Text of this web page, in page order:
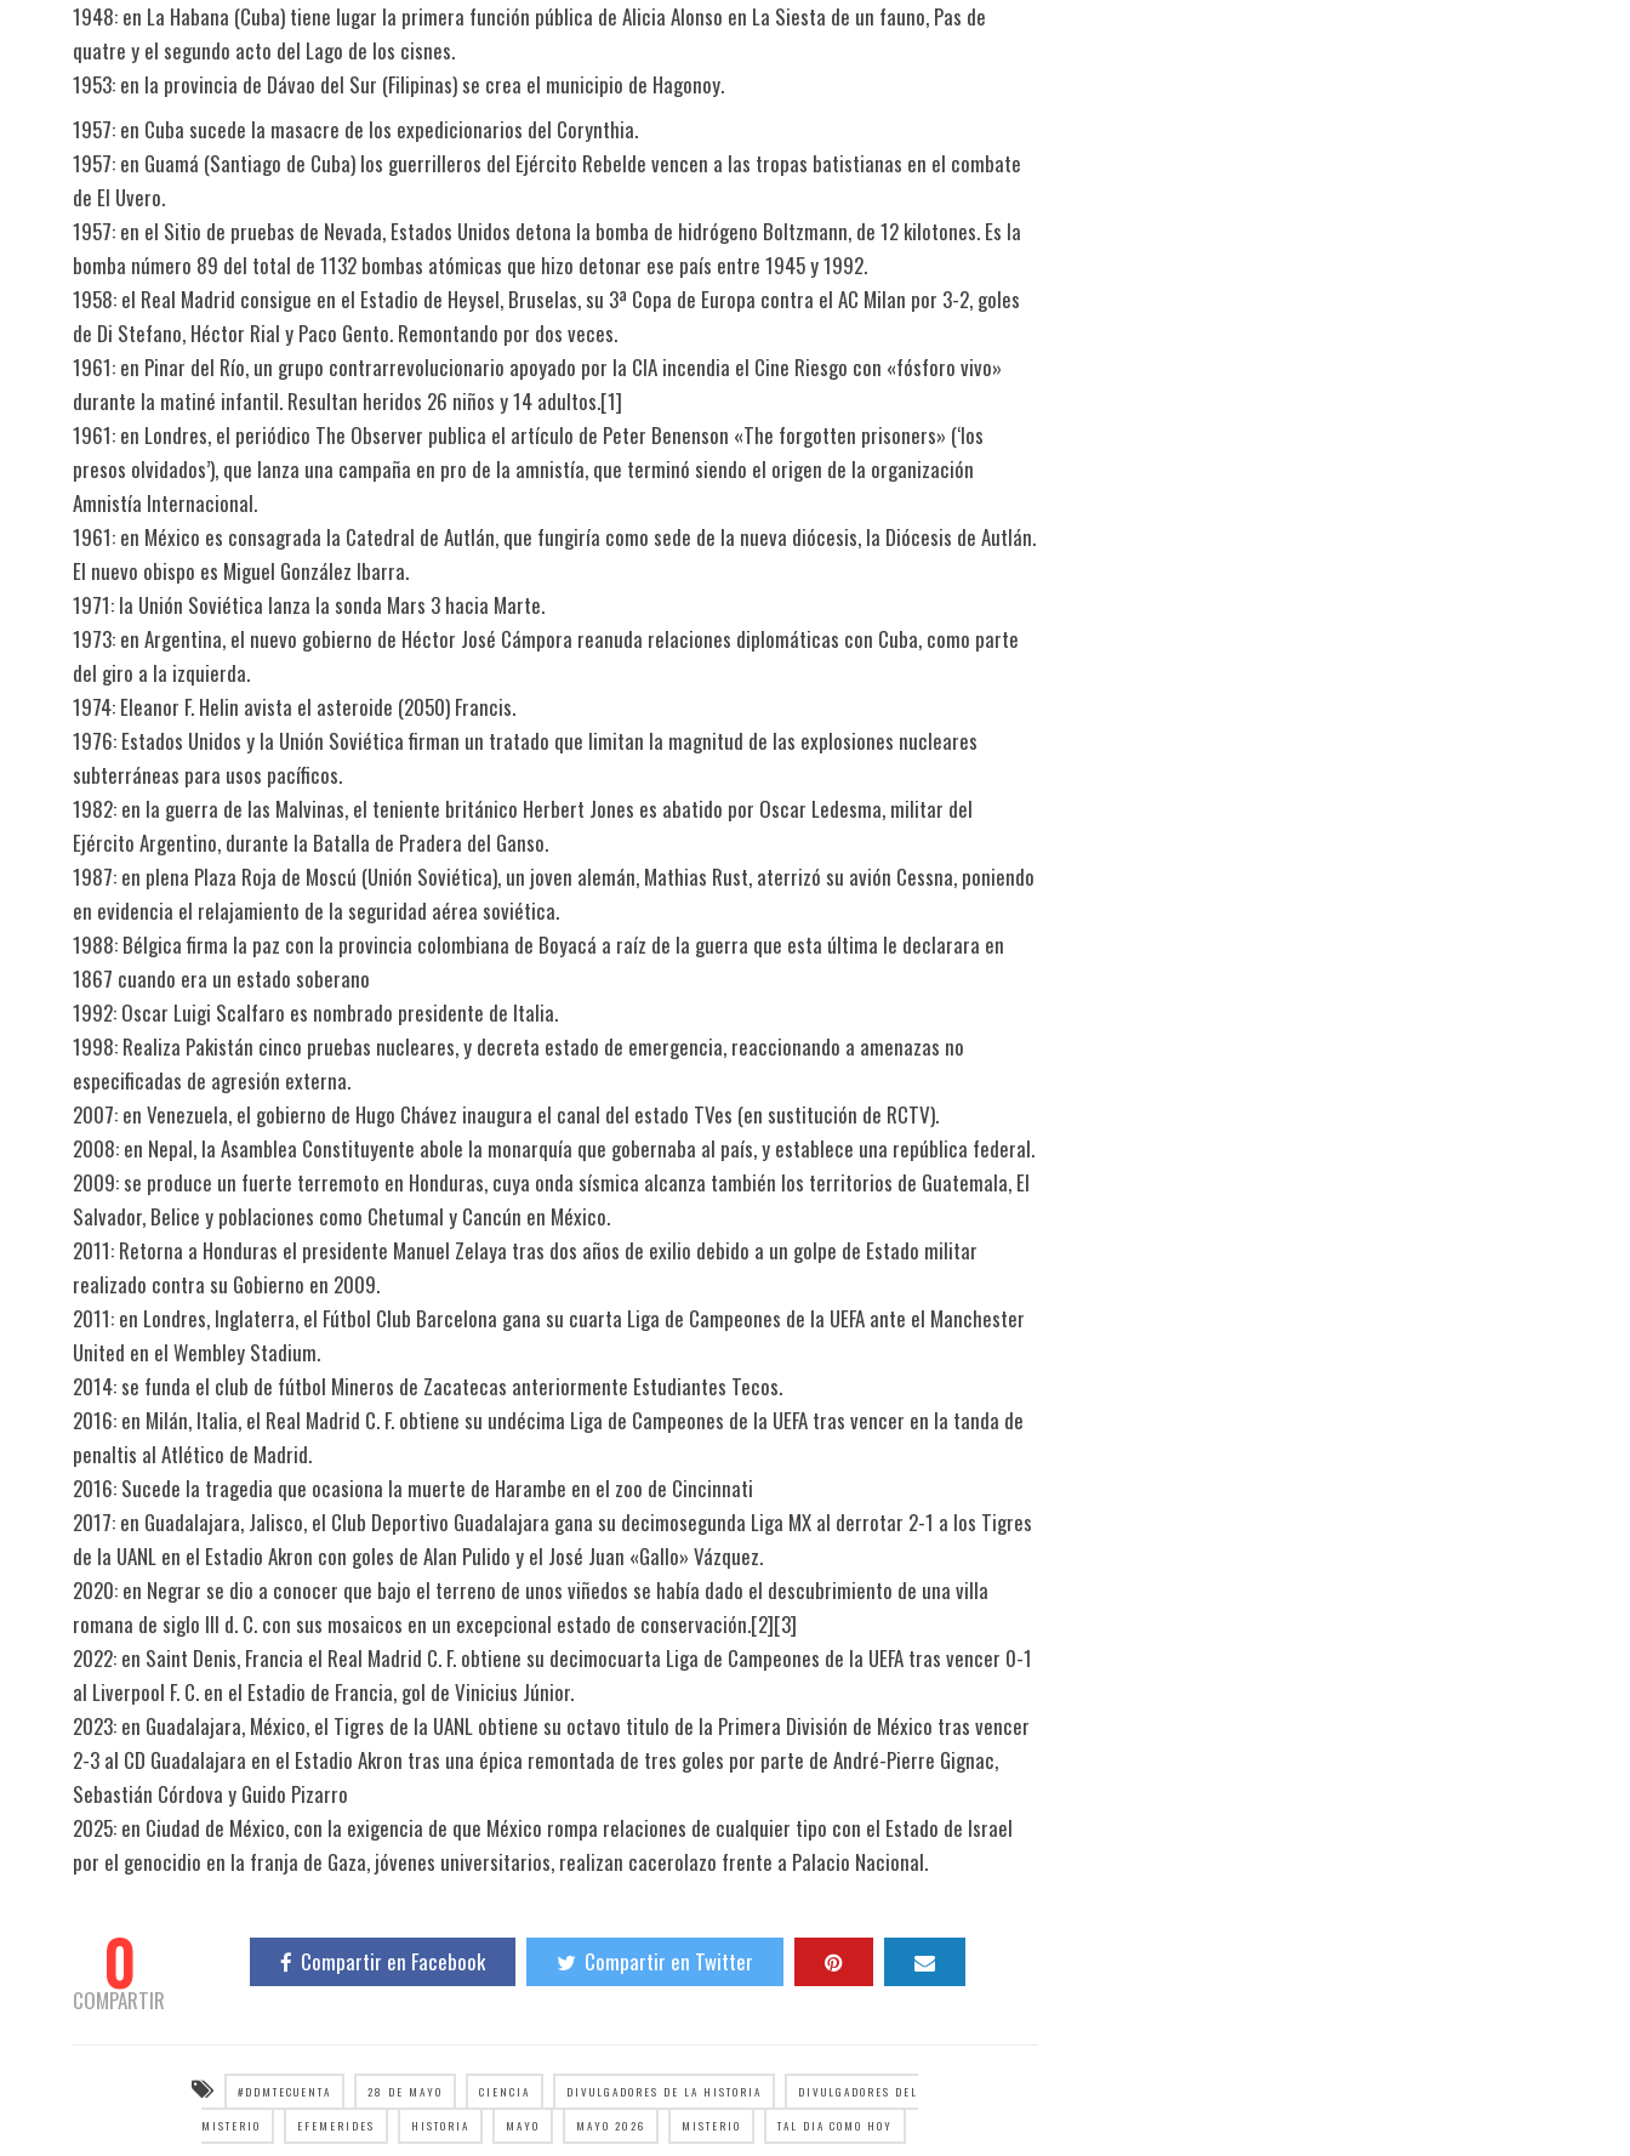
1948: en La Habana (Cuba) tiene lugar la primera función pública de Alicia Alonso en La Siesta de un fauno, Pas de
quatre y el segundo acto del Lago de los cisnes.
1953: en la provincia de Dávao del Sur (Filipinas) se crea el municipio de Hagonoy.
1957: en Cuba sucede la masacre de los expedicionarios del Corynthia.
1957: en Guamá (Santiago de Cuba) los guerrilleros del Ejército Rebelde vencen a las tropas batistianas en el combate
de El Uvero.
1957: en el Sitio de pruebas de Nevada, Estados Unidos detona la bomba de hidrógeno Boltzmann, de 12 kilotones. Es la
bomba número 89 del total de 1132 bombas atómicas que hizo detonar ese país entre 1945 y 1992.
1958: el Real Madrid consigue en el Estadio de Heysel, Bruselas, su 3ª Copa de Europa contra el AC Milan por 3-2, goles
de Di Stefano, Héctor Rial y Paco Gento. Remontando por dos veces.
1961: en Pinar del Río, un grupo contrarrevolucionario apoyado por la CIA incendia el Cine Riesgo con «fósforo vivo»
durante la matiné infantil. Resultan heridos 26 niños y 14 adultos.[1]
1961: en Londres, el periódico The Observer publica el artículo de Peter Benenson «The forgotten prisoners» (‘los
presos olvidados’), que lanza una campaña en pro de la amnistía, que terminó siendo el origen de la organización
Amnistía Internacional.
1961: en México es consagrada la Catedral de Autlán, que fungiría como sede de la nueva diócesis, la Diócesis de Autlán.
El nuevo obispo es Miguel González Ibarra.
1971: la Unión Soviética lanza la sonda Mars 3 hacia Marte.
1973: en Argentina, el nuevo gobierno de Héctor José Cámpora reanuda relaciones diplomáticas con Cuba, como parte
del giro a la izquierda.
1974: Eleanor F. Helin avista el asteroide (2050) Francis.
1976: Estados Unidos y la Unión Soviética firman un tratado que limitan la magnitud de las explosiones nucleares
subterráneas para usos pacíficos.
1982: en la guerra de las Malvinas, el teniente británico Herbert Jones es abatido por Oscar Ledesma, militar del
Ejército Argentino, durante la Batalla de Pradera del Ganso.
1987: en plena Plaza Roja de Moscú (Unión Soviética), un joven alemán, Mathias Rust, aterrizó su avión Cessna, poniendo
en evidencia el relajamiento de la seguridad aérea soviética.
1988: Bélgica firma la paz con la provincia colombiana de Boyacá a raíz de la guerra que esta última le declarara en
1867 cuando era un estado soberano
1992: Oscar Luigi Scalfaro es nombrado presidente de Italia.
1998: Realiza Pakistán cinco pruebas nucleares, y decreta estado de emergencia, reaccionando a amenazas no
especificadas de agresión externa.
2007: en Venezuela, el gobierno de Hugo Chávez inaugura el canal del estado TVes (en sustitución de RCTV).
2008: en Nepal, la Asamblea Constituyente abole la monarquía que gobernaba al país, y establece una república federal.
2009: se produce un fuerte terremoto en Honduras, cuya onda sísmica alcanza también los territorios de Guatemala, El
Salvador, Belice y poblaciones como Chetumal y Cancún en México.
2011: Retorna a Honduras el presidente Manuel Zelaya tras dos años de exilio debido a un golpe de Estado militar
realizado contra su Gobierno en 2009.
2011: en Londres, Inglaterra, el Fútbol Club Barcelona gana su cuarta Liga de Campeones de la UEFA ante el Manchester
United en el Wembley Stadium.
2014: se funda el club de fútbol Mineros de Zacatecas anteriormente Estudiantes Tecos.
2016: en Milán, Italia, el Real Madrid C. F. obtiene su undécima Liga de Campeones de la UEFA tras vencer en la tanda de
penaltis al Atlético de Madrid.
2016: Sucede la tragedia que ocasiona la muerte de Harambe en el zoo de Cincinnati
2017: en Guadalajara, Jalisco, el Club Deportivo Guadalajara gana su decimosegunda Liga MX al derrotar 2-1 a los Tigres
de la UANL en el Estadio Akron con goles de Alan Pulido y el José Juan «Gallo» Vázquez.
2020: en Negrar se dio a conocer que bajo el terreno de unos viñedos se había dado el descubrimiento de una villa
romana de siglo III d. C. con sus mosaicos en un excepcional estado de conservación.[2][3]
2022: en Saint Denis, Francia el Real Madrid C. F. obtiene su decimocuarta Liga de Campeones de la UEFA tras vencer 0-1
al Liverpool F. C. en el Estadio de Francia, gol de Vinicius Júnior.
2023: en Guadalajara, México, el Tigres de la UANL obtiene su octavo titulo de la Primera División de México tras vencer
2-3 al CD Guadalajara en el Estadio Akron tras una épica remontada de tres goles por parte de André-Pierre Gignac,
Sebastián Córdova y Guido Pizarro
2025: en Ciudad de México, con la exigencia de que México rompa relaciones de cualquier tipo con el Estado de Israel
por el genocidio en la franja de Gaza, jóvenes universitarios, realizan cacerolazo frente a Palacio Nacional.
0
COMPARTIR
Compartir en Facebook Compartir en Twitter
#DDMTECUENTA 28 DE MAYO CIENCIA DIVULGADORES DE LA HISTORIA
DIVULGADORES DEL
MISTERIO
EFEMERIDES HISTORIA MAYO MAYO 2026 MISTERIO TAL DIA COMO HOY